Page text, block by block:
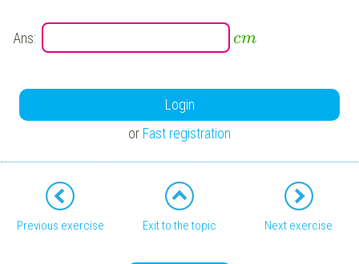
Ans: cm
Login
or Fast registration
Previous exercise Exit to the topic Next exercise